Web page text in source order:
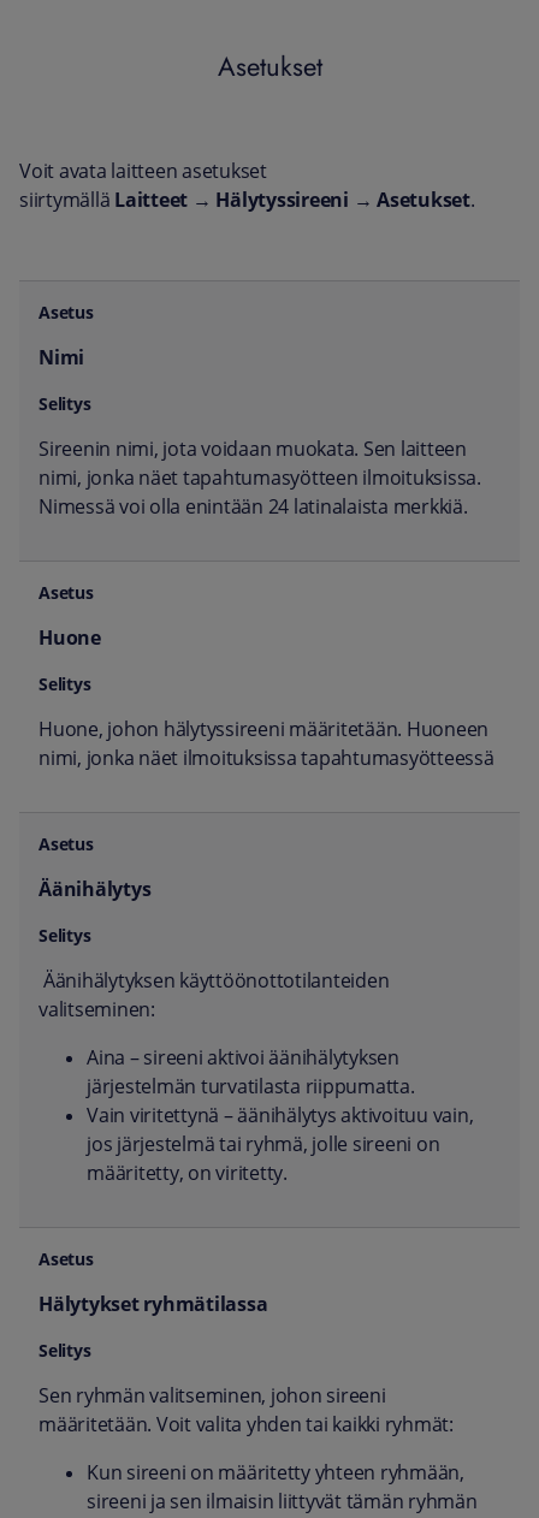
Asetukset
Voit avata laitteen asetukset
siirtymällä Laitteet → Hälytyssireeni → Asetukset.
Nimi
Sireenin nimi, jota voidaan muokata. Sen laitteen
nimi, jonka näet tapahtumasyötteen ilmoituksissa.
Nimessä voi olla enintään 24 latinalaista merkkiä.
Huone
Huone, johon hälytyssireeni määritetään. Huoneen
nimi, jonka näet ilmoituksissa tapahtumasyötteessä
Äänihälytys
Äänihälytyksen käyttöönottotilanteiden
valitseminen:
Aina – sireeni aktivoi äänihälytyksen
järjestelmän turvatilasta riippumatta.
Vain viritettynä – äänihälytys aktivoituu vain,
jos järjestelmä tai ryhmä, jolle sireeni on
määritetty, on viritetty.
Hälytykset ryhmätilassa
Sen ryhmän valitseminen, johon sireeni
määritetään. Voit valita yhden tai kaikki ryhmät:
Kun sireeni on määritetty yhteen ryhmään,
sireeni ja sen ilmaisin liittyvät tämän ryhmän